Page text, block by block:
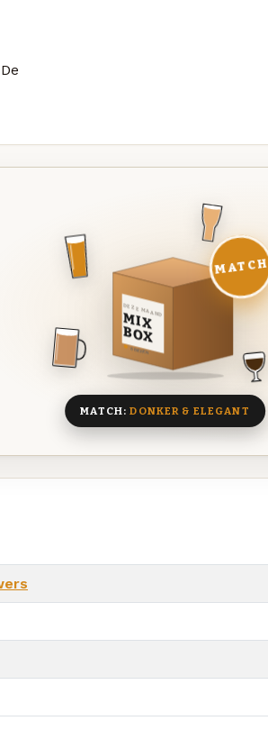
DEZE MAAND
MIX
BOX
8 BIEREN
MATCH
MATCH:DONKER & ELEGANT